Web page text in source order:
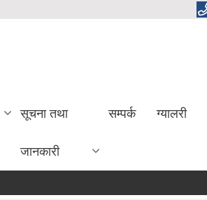
सूचना तथा
जानकारी
सम्पर्क ग्यालरी